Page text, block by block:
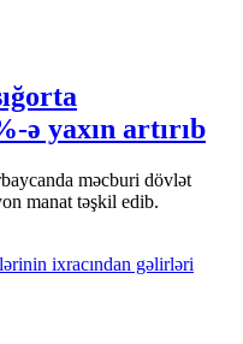
ə yaxın artırıb
məcburi dövlət
manat təşkil edib.